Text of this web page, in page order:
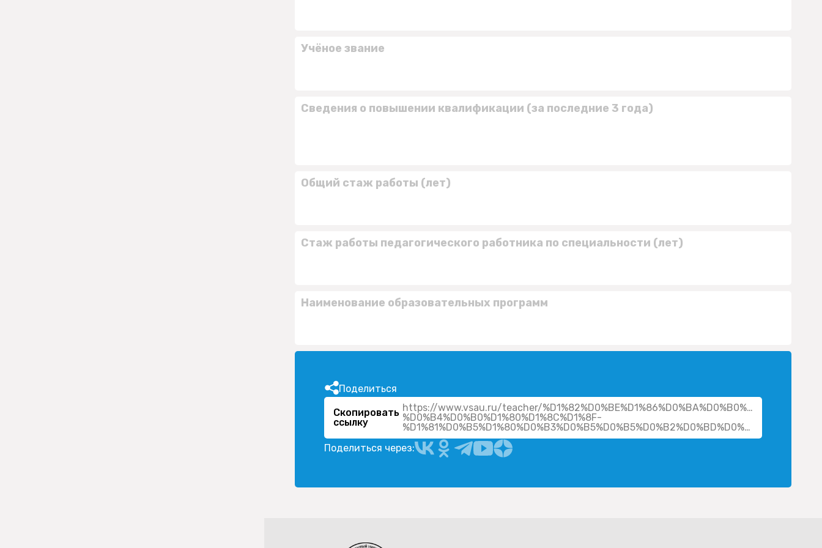
Учёное звание
Сведения о повышении квалификации (за последние 3 года)
Общий стаж работы (лет)
Стаж работы педагогического работника по специальности (лет)
Наименование образовательных программ
Поделиться
Скопировать
ссылку
https://www.vsau.ru/teacher/%D1%82%D0%BE%D1%86%D0%BA%D0%B0%D1%8F-
%D0%B4%D0%B0%D1%80%D1%8C%D1%8F-
%D1%81%D0%B5%D1%80%D0%B3%D0%B5%D0%B5%D0%B2%D0%BD%D0%B0/
Поделиться через: